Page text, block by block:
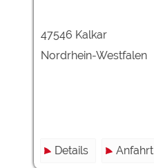
47546 Kalkar
Nordrhein-Westfalen
Details Anfahrt